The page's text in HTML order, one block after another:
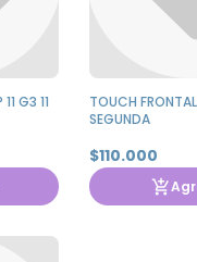
G3 11
TOUCH
SEGUNDA
$110.000